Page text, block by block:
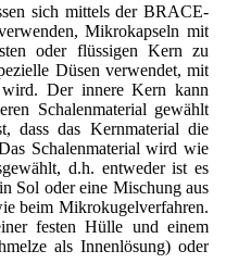
sich mittels der BRACE-
Mikrokapseln mit
oder flüssigen Kern zu
Düsen verwendet, mit
Der innere Kern kann
Schalenmaterial gewählt
dass das Kernmaterial die
Schalenmaterial wird wie
d.h. entweder ist es
Sol oder eine Mischung aus
beim Mikrokugelverfahren.
festen Hülle und einem
als Innenlösung) oder